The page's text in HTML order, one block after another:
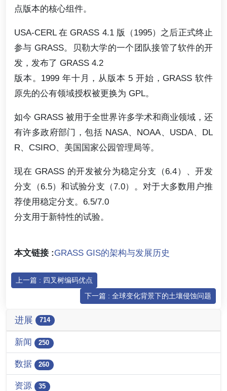
点版本的核心组件。
USA-CERL 在 GRASS 4.1 版（1995）之后正式终止
参与 GRASS。贝勒大学的一个团队接管了软件的开
发，发布了 GRASS 4.2
版本。1999 年十月，从版本 5 开始，GRASS 软件
原先的公有领域授权被更换为 GPL。
如今 GRASS 被用于全世界许多学术和商业领域，还
有许多政府部门，包括 NASA、NOAA、USDA、DL
R、CSIRO、美国国家公园管理局等。
现在 GRASS 的开发被分为稳定分支（6.4）、开发
分支（6.5）和试验分支（7.0）。对于大多数用户推
荐使用稳定分支。6.5/7.0
分支用于新特性的试验。
本文链接 :GRASS GIS的架构与发展历史
上一篇 : 四叉树编码优点
下一篇 : 全球变化背景下的土壤侵蚀问题
进展 714
新闻 250
数据 260
资源 35